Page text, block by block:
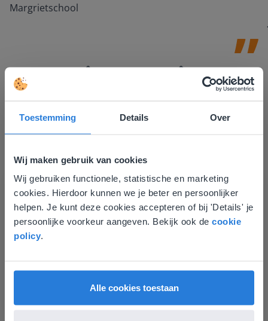
Toestemming Details Over
Wij maken gebruik van cookies
Wij gebruiken functionele, statistische en marketing
cookies. Hierdoor kunnen we je beter en persoonlijker
helpen. Je kunt deze cookies accepteren of bij 'Details' je
persoonlijke voorkeur aangeven. Bekijk ook de cookie
policy.
Alle cookies toestaan
Margrietschool
Ontdek meer
Groep 8, Blok 9, Week 3, Les 11
Groep 8, Blok 9, Week 3,
Deze website komt niet
overeen met je locatie
Gezien je locatie, denken we dat je misschien
liever naar de website voor English gaat. Hier
English
Nederland